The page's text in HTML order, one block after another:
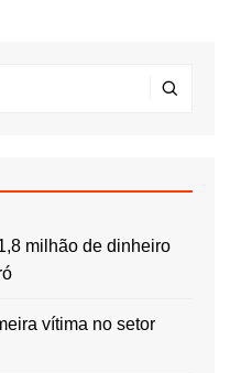
milhão de dinheiro
vítima no setor